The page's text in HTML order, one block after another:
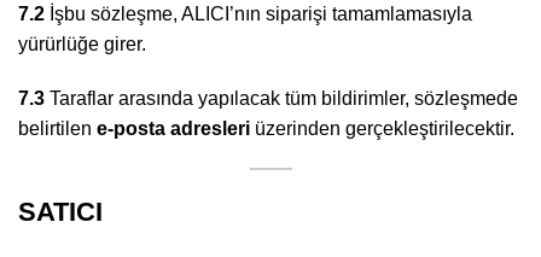
7.2 İşbu sözleşme, ALICI’nın siparişi tamamlamasıyla
yürürlüğe girer.
7.3 Taraflar arasında yapılacak tüm bildirimler, sözleşmede
belirtilen e-posta adresleri üzerinden gerçekleştirilecektir.
SATICI